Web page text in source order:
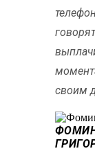
своим